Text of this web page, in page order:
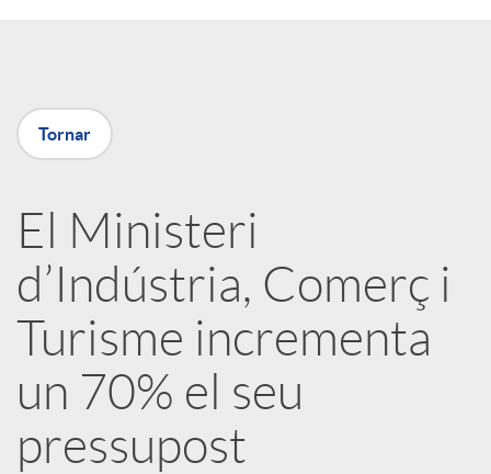
X
a
r
x
e
Tornar
El Ministeri
d’Indústria, Comerç i
Turisme incrementa
un 70% el seu
pressupost